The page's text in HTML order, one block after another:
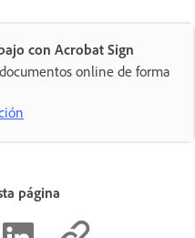
con Acrobat Sign
online de forma
página